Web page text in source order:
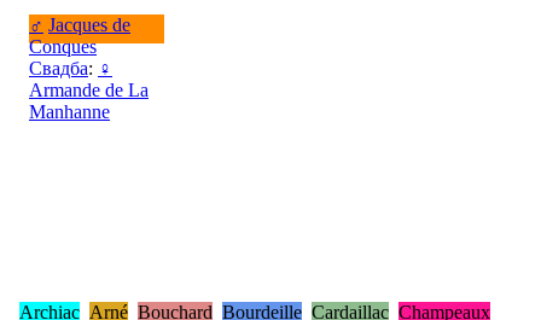
♂ Jacques de
Conques
Свадба: ♀
Armande de La
Manhanne
Archiac Arné Bouchard Bourdeille Cardaillac Champeaux